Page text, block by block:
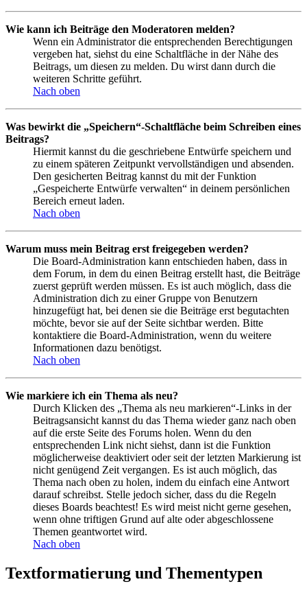
Wie kann ich Beiträge den Moderatoren melden?
Wenn ein Administrator die entsprechenden Berechtigungen
vergeben hat, siehst du eine Schaltfläche in der Nähe des
Beitrags, um diesen zu melden. Du wirst dann durch die
weiteren Schritte geführt.
Nach oben
Was bewirkt die „Speichern“-Schaltfläche beim Schreiben eines
Beitrags?
Hiermit kannst du die geschriebene Entwürfe speichern und
zu einem späteren Zeitpunkt vervollständigen und absenden.
Den gesicherten Beitrag kannst du mit der Funktion
„Gespeicherte Entwürfe verwalten“ in deinem persönlichen
Bereich erneut laden.
Nach oben
Warum muss mein Beitrag erst freigegeben werden?
Die Board-Administration kann entschieden haben, dass in
dem Forum, in dem du einen Beitrag erstellt hast, die Beiträge
zuerst geprüft werden müssen. Es ist auch möglich, dass die
Administration dich zu einer Gruppe von Benutzern
hinzugefügt hat, bei denen sie die Beiträge erst begutachten
möchte, bevor sie auf der Seite sichtbar werden. Bitte
kontaktiere die Board-Administration, wenn du weitere
Informationen dazu benötigst.
Nach oben
Wie markiere ich ein Thema als neu?
Durch Klicken des „Thema als neu markieren“-Links in der
Beitragsansicht kannst du das Thema wieder ganz nach oben
auf die erste Seite des Forums holen. Wenn du den
entsprechenden Link nicht siehst, dann ist die Funktion
möglicherweise deaktiviert oder seit der letzten Markierung ist
nicht genügend Zeit vergangen. Es ist auch möglich, das
Thema nach oben zu holen, indem du einfach eine Antwort
darauf schreibst. Stelle jedoch sicher, dass du die Regeln
dieses Boards beachtest! Es wird meist nicht gerne gesehen,
wenn ohne triftigen Grund auf alte oder abgeschlossene
Themen geantwortet wird.
Nach oben
Textformatierung und Thementypen